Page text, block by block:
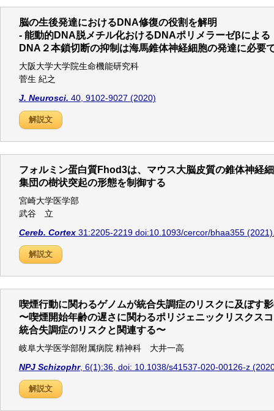
脳の生後発達におけるDNA修復の役割を解明
- 能動的DNA脱メチル化おけるDNAポリメラーゼβによる
DNA２本鎖切断の抑制は海馬錐体神経細胞の発達に必要
大阪大学大学院生命機能研究科
菅生 紀之
J. Neurosci. 40, 9102-9027 (2020)
解説文
フォルミン蛋白質Fhod3は、マウス大脳皮質の錐体神経
集団の樹状突起の形態を制御する
宮崎大学医学部
武谷 立
Cereb. Cortex 31:2205-2219 doi:10.1093/cercor/bhaa355
解説文
喫煙行動に関わるゲノムが統合失調症のリスクに及ぼす
〜喫煙開始年齢の遅さに関わるポリジェニックリスクス
統合失調症のリスクと関連する〜
岐阜大学医学部附属病院 精神科 大井一高
NPJ Schizophr, 6(1):36, doi: 10.1038/s41537-020-00126-z
解説文